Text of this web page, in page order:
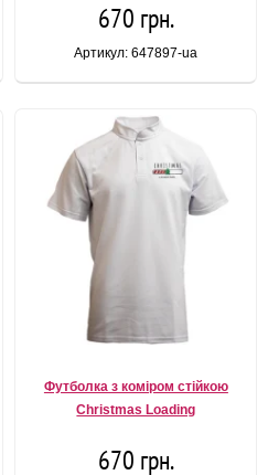
670 грн.
Артикул: 647897-ua
Футболка з коміром стійкою
Christmas Loading
670 грн.